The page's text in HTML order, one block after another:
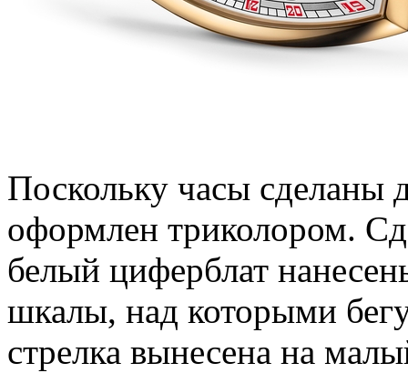
Поскольку часы сделаны
оформлен триколором.
белый циферблат
шкалы, над которыми
стрелка вынесена на